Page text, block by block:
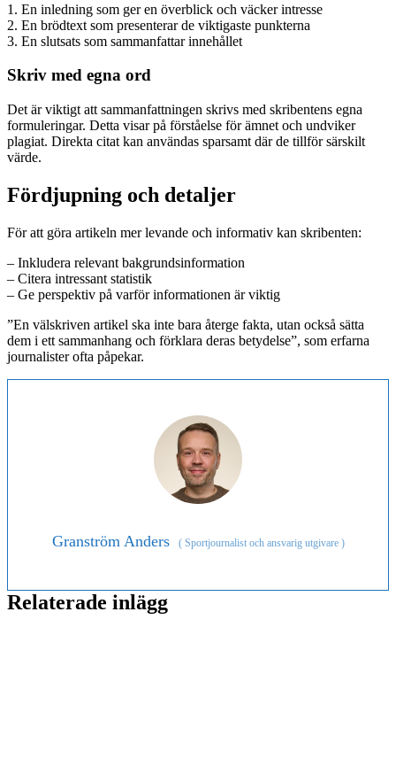
1. En inledning som ger en överblick och väcker intresse
2. En brödtext som presenterar de viktigaste punkterna
3. En slutsats som sammanfattar innehållet
Skriv med egna ord
Det är viktigt att sammanfattningen skrivs med skribentens egna
formuleringar. Detta visar på förståelse för ämnet och undviker
plagiat. Direkta citat kan användas sparsamt där de tillför särskilt
värde.
Fördjupning och detaljer
För att göra artikeln mer levande och informativ kan skribenten:
– Inkludera relevant bakgrundsinformation
– Citera intressant statistik
– Ge perspektiv på varför informationen är viktig
”En välskriven artikel ska inte bara återge fakta, utan också sätta
dem i ett sammanhang och förklara deras betydelse”, som erfarna
journalister ofta påpekar.
Granström Anders (Sportjournalist och ansvarig utgivare )
Relaterade inlägg